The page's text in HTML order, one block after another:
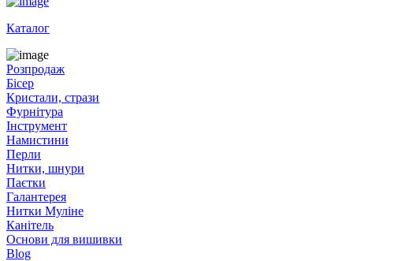
Каталог
Розпродаж
Бісер
Кристали, стрази
Фурнітура
Інструмент
Намистини
Перли
Нитки, шнури
Паєтки
Галантерея
Нитки Муліне
Канітель
Основи для вишивки
Blog